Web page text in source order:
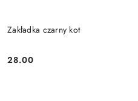
Zakładka czarny kot
Cena:
28.00